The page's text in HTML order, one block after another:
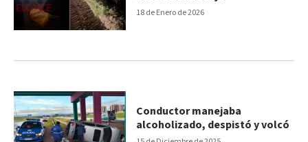
18 de Enero de 2026
Conductor manejaba
alcoholizado, despistó y volcó